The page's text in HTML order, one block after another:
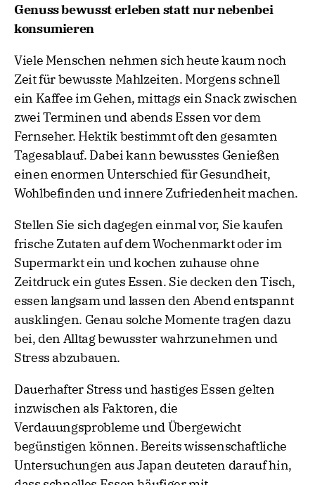
Genuss bewusst erleben statt nur nebenbei
konsumieren
Viele Menschen nehmen sich heute kaum noch
Zeit für bewusste Mahlzeiten. Morgens schnell
ein Kaffee im Gehen, mittags ein Snack zwischen
zwei Terminen und abends Essen vor dem
Fernseher. Hektik bestimmt oft den gesamten
Tagesablauf. Dabei kann bewusstes Genießen
einen enormen Unterschied für Gesundheit,
Wohlbefinden und innere Zufriedenheit machen.
Stellen Sie sich dagegen einmal vor, Sie kaufen
frische Zutaten auf dem Wochenmarkt oder im
Supermarkt ein und kochen zuhause ohne
Zeitdruck ein gutes Essen. Sie decken den Tisch,
essen langsam und lassen den Abend entspannt
ausklingen. Genau solche Momente tragen dazu
bei, den Alltag bewusster wahrzunehmen und
Stress abzubauen.
Dauerhafter Stress und hastiges Essen gelten
inzwischen als Faktoren, die
Verdauungsprobleme und Übergewicht
begünstigen können. Bereits wissenschaftliche
Untersuchungen aus Japan deuteten darauf hin,